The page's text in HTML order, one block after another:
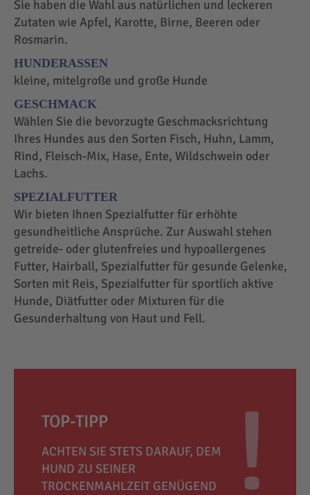
Sie haben die Wahl aus natürlichen und leckeren
Zutaten wie Apfel, Karotte, Birne, Beeren oder
Rosmarin.
HUNDERASSEN
kleine, mitelgroße und große Hunde
GESCHMACK
Wählen Sie die bevorzugte Geschmacksrichtung
Ihres Hundes aus den Sorten Fisch, Huhn, Lamm,
Rind, Fleisch-Mix, Hase, Ente, Wildschwein oder
Lachs.
SPEZIALFUTTER
Wir bieten Ihnen Spezialfutter für erhöhte
gesundheitliche Ansprüche. Zur Auswahl stehen
getreide- oder glutenfreies und hypoallergenes
Futter, Hairball, Spezialfutter für gesunde Gelenke,
Sorten mit Reis, Spezialfutter für sportlich aktive
Hunde, Diätfutter oder Mixturen für die
Gesunderhaltung von Haut und Fell.
TOP-TIPP
ACHTEN SIE STETS DARAUF, DEM
HUND ZU SEINER
TROCKENMAHLZEIT GENÜGEND